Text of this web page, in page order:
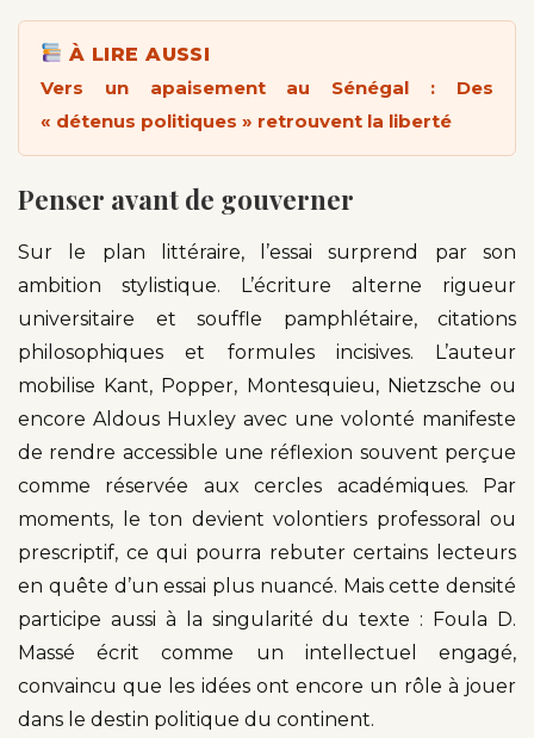
À LIRE AUSSI
Vers un apaisement au Sénégal : Des
« détenus politiques » retrouvent la liberté
Penser avant de gouverner
Sur le plan littéraire, l’essai surprend par son
ambition stylistique. L’écriture alterne rigueur
universitaire et souffle pamphlétaire, citations
philosophiques et formules incisives. L’auteur
mobilise Kant, Popper, Montesquieu, Nietzsche ou
encore Aldous Huxley avec une volonté manifeste
de rendre accessible une réflexion souvent perçue
comme réservée aux cercles académiques. Par
moments, le ton devient volontiers professoral ou
prescriptif, ce qui pourra rebuter certains lecteurs
en quête d’un essai plus nuancé. Mais cette densité
participe aussi à la singularité du texte : Foula D.
Massé écrit comme un intellectuel engagé,
convaincu que les idées ont encore un rôle à jouer
dans le destin politique du continent.